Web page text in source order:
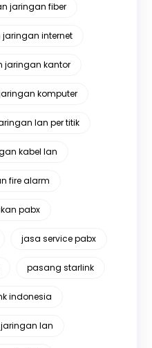
jaringan fiber
internet
jaringan kantor
komputer
lan per titik
kabel lan
fire alarm
pabx
jasa service pabx
pasang starlink
indonesia
lan